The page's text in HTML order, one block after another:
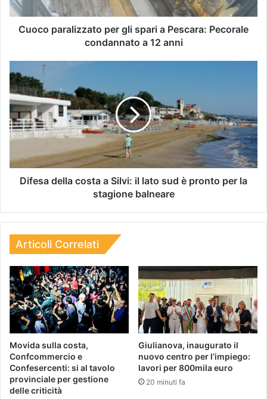
Cuoco paralizzato per gli spari a Pescara: Pecorale
condannato a 12 anni
Difesa della costa a Silvi: il lato sud è pronto per la
stagione balneare
Articoli Correlati
Movida sulla costa,
Confcommercio e
Confesercenti: si al tavolo
provinciale per gestione
delle criticità
Giulianova, inaugurato il
nuovo centro per l’impiego:
lavori per 800mila euro
20 minuti fa